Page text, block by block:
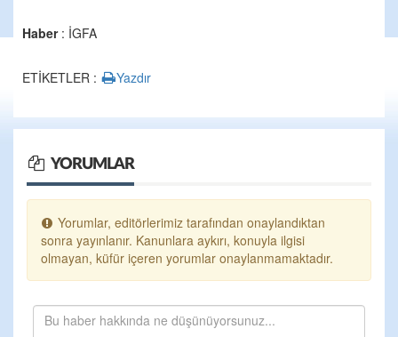
Haber: İGFA
ETİKETLER : Yazdır
YORUMLAR
Yorumlar, editörlerimiz tarafından onaylandıktan
sonra yayınlanır. Kanunlara aykırı, konuyla ilgisi
olmayan, küfür içeren yorumlar onaylanmamaktadır.